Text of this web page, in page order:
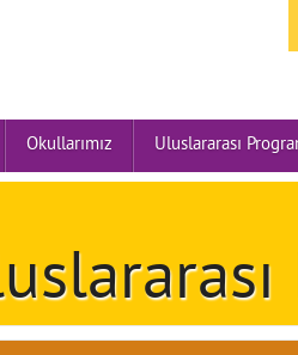
Okullarımız Uluslararası